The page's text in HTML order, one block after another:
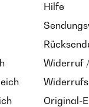
Hilfe
Widerruf
Original-